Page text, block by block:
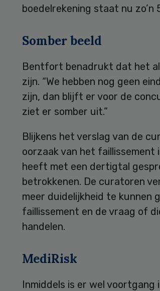
boedelrekening staat nu zo’n
Somber beeld
Bentfort benadrukt dat het
zijn. “We hebben nog geen
zijn, dan blijft er voor de
ziet er somber uit.”
Blijkens het verslag van de
oorzaak van het faillissement
heeft met een dertigtal
betrokkenen. De curatoren
meer duidelijkheid te kunnen
faillissement en de vraag of
handelen.
MediRisk
Inmiddels is er wel voortgang